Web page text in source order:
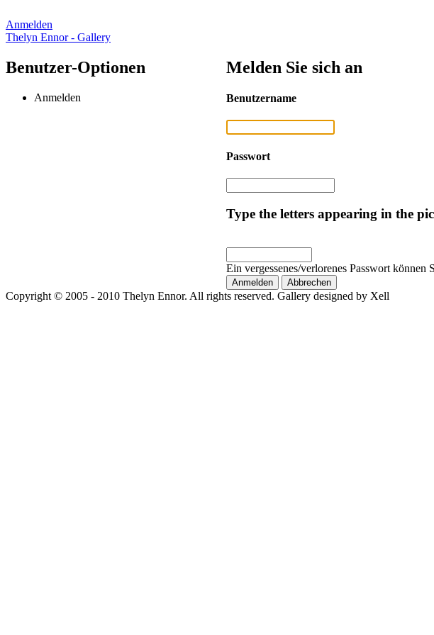
Anmelden
Thelyn Ennor - Gallery
Benutzer-Optionen
Anmelden
Melden Sie sich an
Benutzername
Passwort
Type the letters appearing in the
Ein vergessenes/verlorenes Passwort können
Copyright © 2005 - 2010 Thelyn Ennor. All rights reserved. Gallery designed by Xell